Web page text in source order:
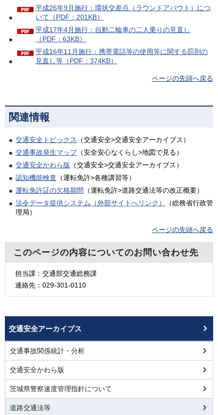
平成26年9月施行：環状交差点（ラウンドアバウト）につ
いて（PDF：201KB）
平成17年4月施行：自動二輪車の二人乗りの見直し
（PDF：63KB）
平成16年11月施行：携帯電話等の使用等に関する罰則の
見直し等（PDF：374KB）
ページの先頭へ戻る
関連情報
交通安全トピックス
（交通安全>交通安全アーカイブス）
交通事故発生マップ（安全安心なくらし>地図で見る）
交通安全かわら版 （交通安全>交通安全アーカイブス）
認知機能検査 （運転免許>各種講習等）
運転免許証の欠格期間
（運転免許>道路交通法等の改正概要）
法令データ提供システム（外部サイトへリンク）
（総務省行政管
理局）
ページの先頭へ戻る
このページの内容についてのお問い合わせ先
担当課：交通部交通総務課
連絡先：029-301-0110
交通安全アーカイブス
交通事故関係統計・分析
交通安全かわら版
茨城県警察速度管理指針について
道路交通法等